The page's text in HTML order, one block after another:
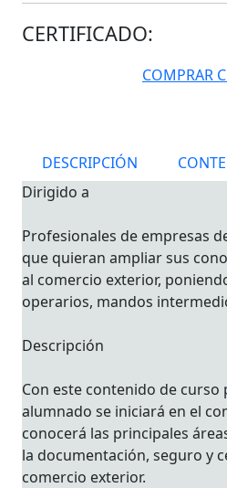
CERTIFICADO:
COMPRAR
DESCRIPCIÓN
Dirigido a
Profesionales de empresas
que quieran ampliar sus
al comercio exterior,
operarios, mandos
Descripción
Con este contenido de curso
alumnado se iniciará en el
conocerá las principales
la documentación, seguro y
comercio exterior.